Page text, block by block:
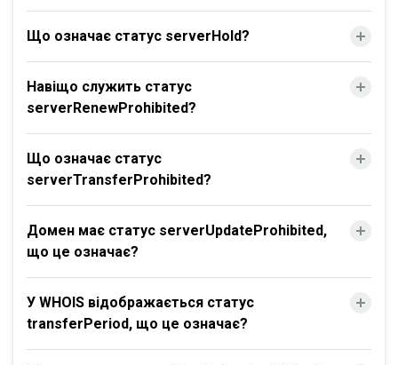
Що означає статус serverHold?
Навіщо служить статус
serverRenewProhibited?
Що означає статус
serverTransferProhibited?
Домен має статус serverUpdateProhibited,
що це означає?
У WHOIS відображається статус
transferPeriod, що це означає?